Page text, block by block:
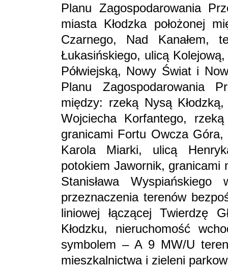
Planu Zagospodarowania
miasta Kłodzka położonej
Czarnego, Nad Kanałem,
Łukasińskiego, ulicą
Półwiejską, Nowy Świat i
Planu Zagospodarowania
między: rzeką Nysą
Wojciecha Korfantego,
granicami Fortu Owcza
Karola Miarki, ulicą
potokiem Jawornik, granicami
Stanisława
przeznaczenia terenów
liniowej łączącej Twierdzę
Kłodzku, nieruchomość
symbolem – A 9 MW/U
mieszkalnictwa i zieleni